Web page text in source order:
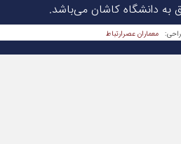
کاشان می‌باشد.
معماران عصر‌ارتباط